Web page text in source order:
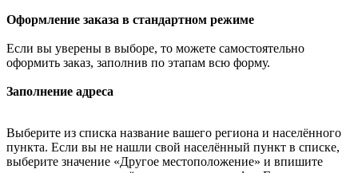
Оформление заказа в стандартном режиме
Если вы уверены в выборе, то можете самостоятельно
оформить заказ, заполнив по этапам всю форму.
Заполнение адреса
Выберите из списка название вашего региона и населённого
пункта. Если вы не нашли свой населённый пункт в списке,
выберите значение «Другое местоположение» и впишите